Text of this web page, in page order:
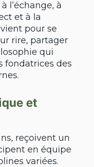
l’échange, à
et à la
pour se
rire, partager
qui
fondatrices des
et
reçoivent un
en équipe
variées.